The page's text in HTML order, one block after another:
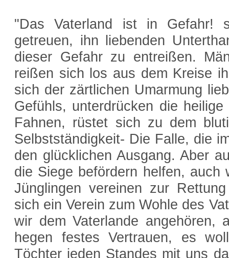
"Das Vaterland ist in Gefahr!
getreuen, ihn liebenden
dieser Gefahr zu entreißen.
reißen sich los aus dem Kreise
sich der zärtlichen Umarmung
Gefühls, unterdrücken die
Fahnen, rüstet sich zu dem
Selbstständigkeit- Die Falle, die
den glücklichen Ausgang. Aber
die Siege befördern helfen,
Jünglingen vereinen zur
sich ein Verein zum Wohle des
wir dem Vaterlande angehören,
hegen festes Vertrauen, es
Töchter jeden Standes mit uns